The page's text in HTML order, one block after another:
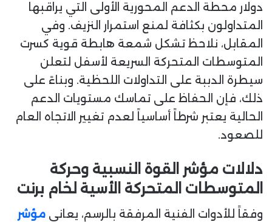
دولار محطة الدعم المحورية الأولى التي يراقبها
المتداولون بكثافة لمنع استمرار النزيف. وفي
المقابل، نلاحظ تشكل شمعة هابطة قوية كسرت
المتوسطات المتحركة السريعة لأسفل لتعلن
سيطرة الدببة على التداولات اللحظية. وبناءً على
ذلك، فإن الحفاظ على تماسك مستويات الدعم
الحالية يعتبر شرطاً أساسياً لعدم تغيير الاتجاه العام
للصعود.
دلالات مؤشر القوة النسبية وحركة
المتوسطات المتحركة الأسية لخام برنت
وفقاً للأدوات الفنية المرفقة بالرسم، يعاني مؤشر